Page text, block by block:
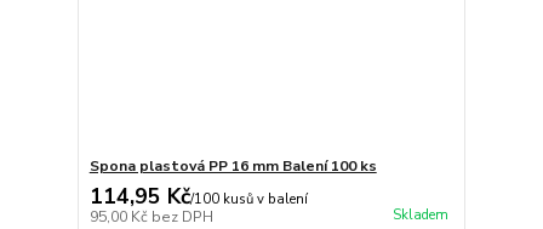
Spona plastová PP 16 mm Balení 100 ks
114,95 Kč/100 kusů v balení
95,00 Kč bez DPH Skladem